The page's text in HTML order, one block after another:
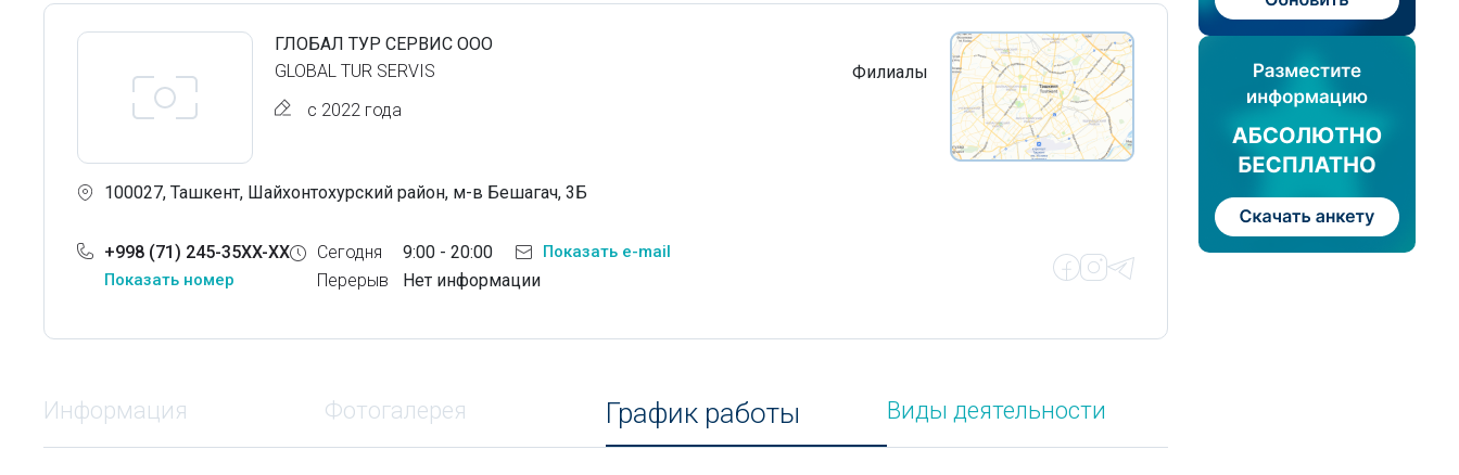
ГЛОБАЛ ТУР СЕРВИС ООО
GLOBAL TUR SERVIS
с 2022 года
Филиалы
100027, Ташкент, Шайхонтохурский район, м-в Бешагач, 3Б
+998 (71) 245-35XX-XX
Показать номер
Сегодня
Перерыв
9:00 - 20:00
Нет информации
Показать e-mail
Информация Фотогалерея График работы Виды деятельности